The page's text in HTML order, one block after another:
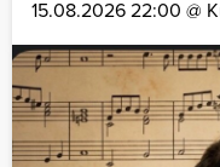
15.08.2026 22:00 @